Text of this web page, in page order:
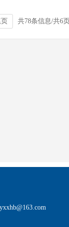
共78条信息/共6页